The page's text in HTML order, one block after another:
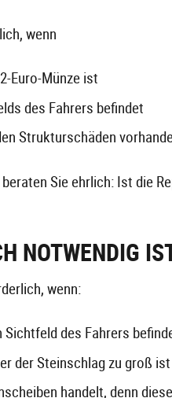
wenn
Euro-Münze ist
des Fahrers befindet
Strukturschäden
Sie ehrlich: Ist die
NOTWENDIG
wenn:
des Fahrers
der Steinschlag zu groß ist
handelt, denn